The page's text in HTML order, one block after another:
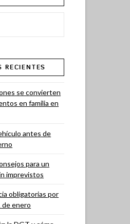
RECIENTES
se convierten
en familia en
antes de
para un
imprevistos
obligatorias por
de enero